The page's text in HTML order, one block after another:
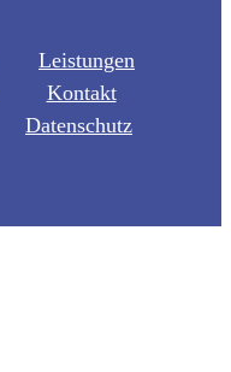
Leistungen
Kontakt
Datenschutz